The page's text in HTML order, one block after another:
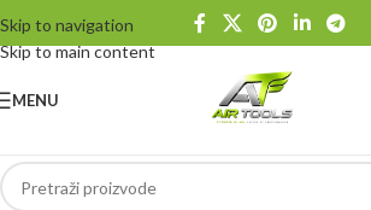
Skip to navigation
Skip to main content
MENU